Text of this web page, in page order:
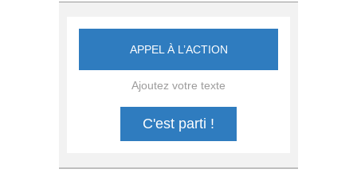
APPEL À L’ACTION
Ajoutez votre texte
C'est parti !